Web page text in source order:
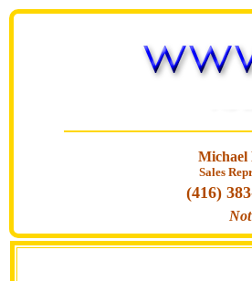
Michael
Sales
(416)